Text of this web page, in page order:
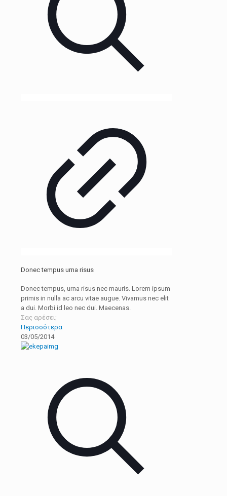
Donec tempus urna risus
Donec tempus, urna risus nec mauris. Lorem ipsum
primis in nulla ac arcu vitae augue. Vivamus nec elit
a dui. Morbi id leo nec dui. Maecenas.
Σας αρέσει;
Περισσότερα
03/05/2014